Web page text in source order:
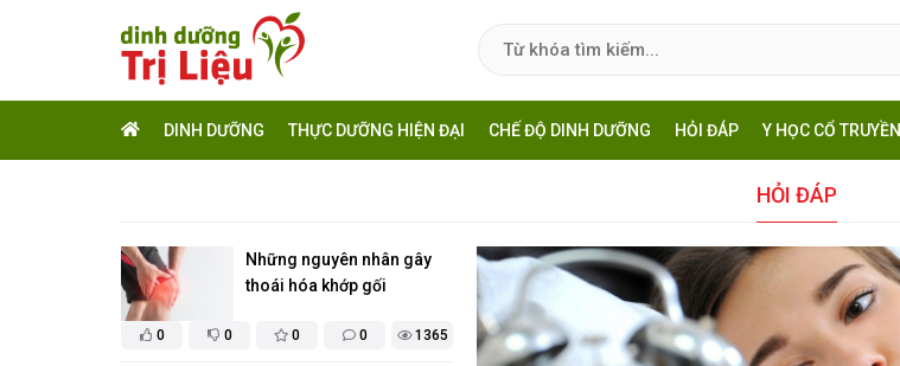
DINH DƯỠNG THỰC DƯỠNG HIỆN ĐẠI CHẾ ĐỘ DINH DƯỠNG HỎI ĐÁP Y HỌC CỔ TRUYỀN
HỎI ĐÁP
Những nguyên nhân gây
thoái hóa khớp gối
0 0 0 0 1365